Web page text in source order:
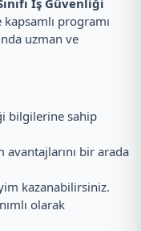
kapsamlı programı
uzman ve
bilgilerine sahip
bir arada
kazanabilirsiniz.
olarak